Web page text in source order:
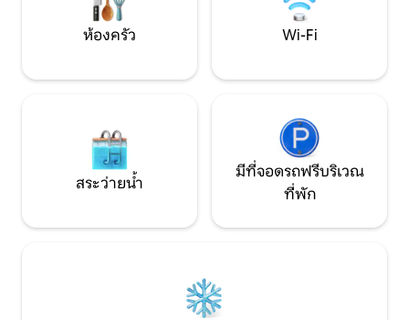
ห้องครัว Wi-Fi
สระว่ายน้ำ
มีที่จอดรถฟรีบริเวณ
ที่พัก